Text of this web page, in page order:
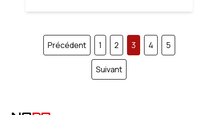
Pagination
des
Précédent 1 2 3 4 5
Suivant